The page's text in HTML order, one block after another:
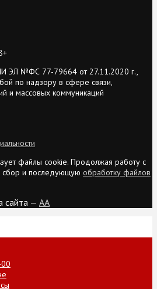
ЭЛ №ФС 77-79664 от 27.11.2020 г.,
по надзору в сфере связи,
и массовых коммуникаций
файлы cookie. Продолжая работу с
сбор и последующую обработку файлов
сайта — AA